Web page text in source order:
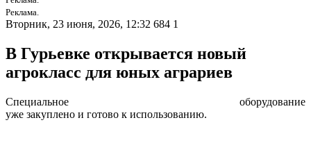
Реклама.
Вторник, 23 июня, 2026, 12:32 684 1
В Гурьевке открывается новый
агрокласс для юных аграриев
Специальное
оборудование
уже закуплено и готово к использованию.